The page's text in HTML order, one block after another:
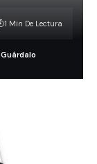
1 Min De Lectura